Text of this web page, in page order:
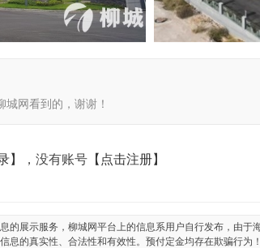
网看到的，谢谢！
】 ，没有账号 【点击注册】
的展示服务，柳城网平台上的信息系用户自行发布，由
息的真实性、合法性和有效性。预付定金均存在欺骗行